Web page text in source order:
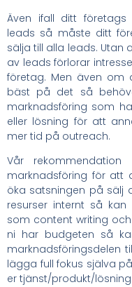
Även ifall ditt företags
leads så måste ditt
sälja till alla leads. Utan
av leads förlorar
företag. Men även om
bäst på det så
marknadsföring som
eller lösning för att
mer tid på outreach.
Vår
marknadsföring för att
öka satsningen på sälj
resurser internt så
som content writing
ni har budgeten så
marknadsföringsdelen
lägga full fokus själva
er tjänst/produkt/lösning.